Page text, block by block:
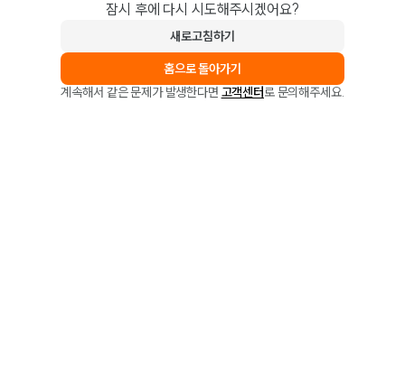
잠시 후에 다시 시도해주시겠어요?
새로고침하기
홈으로 돌아가기
계속해서 같은 문제가 발생한다면 고객센터로 문의해주세요.